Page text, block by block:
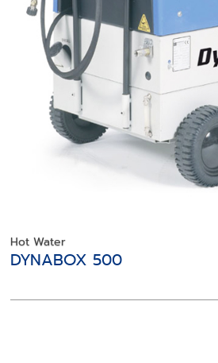
Hot Water
DYNABOX 500